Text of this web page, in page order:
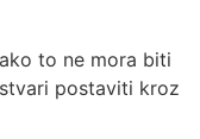
to ne mora biti
postaviti kroz